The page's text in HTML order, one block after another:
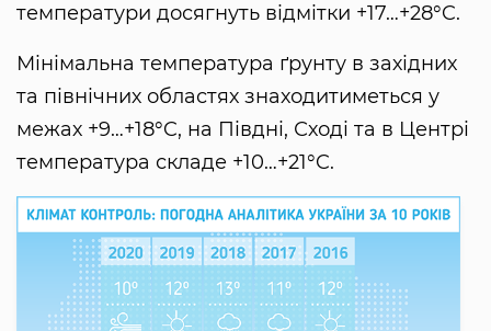
температури досягнуть відмітки +17…+28°C.
Мінімальна температура ґрунту в західних
та північних областях знаходитиметься у
межах +9…+18°C, на Півдні, Сході та в Центрі
температура складе +10…+21°C.